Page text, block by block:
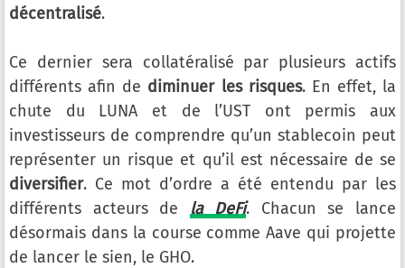
décentralisé.
Ce dernier sera collatéralisé par plusieurs actifs
différents afin de diminuer les risques. En effet, la
chute du LUNA et de l’UST ont permis aux
investisseurs de comprendre qu’un stablecoin peut
représenter un risque et qu’il est nécessaire de se
diversifier. Ce mot d’ordre a été entendu par les
différents acteurs de
la DeFi. Chacun se lance
désormais dans la course comme Aave qui projette
de lancer le sien, le GHO.